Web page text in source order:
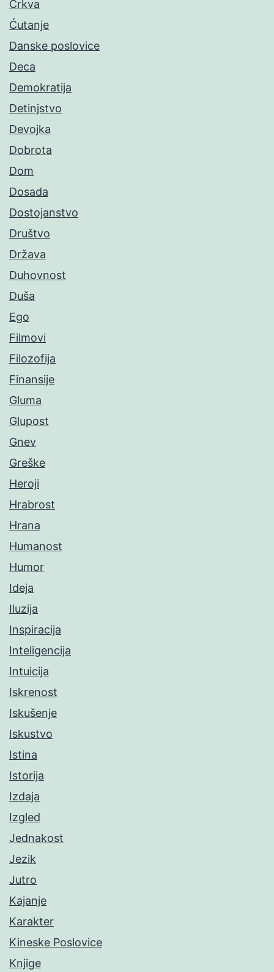
Crkva
Ćutanje
Danske poslovice
Deca
Demokratija
Detinjstvo
Devojka
Dobrota
Dom
Dosada
Dostojanstvo
Društvo
Država
Duhovnost
Duša
Ego
Filmovi
Filozofija
Finansije
Gluma
Glupost
Gnev
Greške
Heroji
Hrabrost
Hrana
Humanost
Humor
Ideja
Iluzija
Inspiracija
Inteligencija
Intuicija
Iskrenost
Iskušenje
Iskustvo
Istina
Istorija
Izdaja
Izgled
Jednakost
Jezik
Jutro
Kajanje
Karakter
Kineske Poslovice
Knjige